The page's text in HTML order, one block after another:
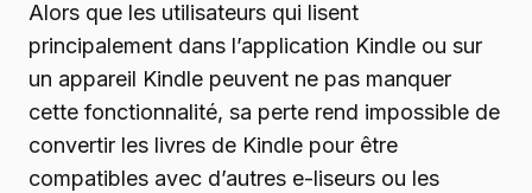
Alors que les utilisateurs qui lisent
principalement dans l’application Kindle ou sur
un appareil Kindle peuvent ne pas manquer
cette fonctionnalité, sa perte rend impossible de
convertir les livres de Kindle pour être
compatibles avec d’autres e-liseurs ou les